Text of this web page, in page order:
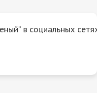
в социальных